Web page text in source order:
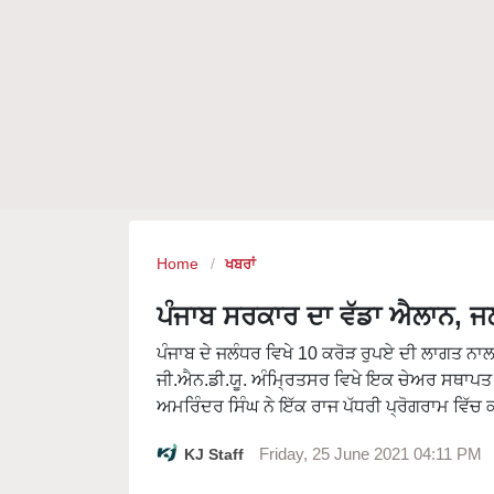
Home ਖਬਰਾਂ
ਪੰਜਾਬ ਸਰਕਾਰ ਦਾ ਵੱਡਾ ਐਲਾਨ,
ਪੰਜਾਬ ਦੇ ਜਲੰਧਰ ਵਿਖੇ 10 ਕਰੋੜ ਰੁਪਏ ਦੀ ਲਾਗਤ
ਜੀ.ਐਨ.ਡੀ.ਯੂ. ਅੰਮ੍ਰਿਤਸਰ ਵਿਖੇ ਇਕ ਚੇਅਰ ਸਥਾਪਤ
ਅਮਰਿੰਦਰ ਸਿੰਘ ਨੇ ਇੱਕ ਰਾਜ ਪੱਧਰੀ ਪ੍ਰੋਗਰਾਮ ਵਿੱਚ
KJ Staff Friday, 25 June 2021 04:11 PM